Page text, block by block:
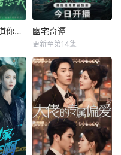
傅同学，我知道你暗恋我 幽宅奇谭
更新至第14集